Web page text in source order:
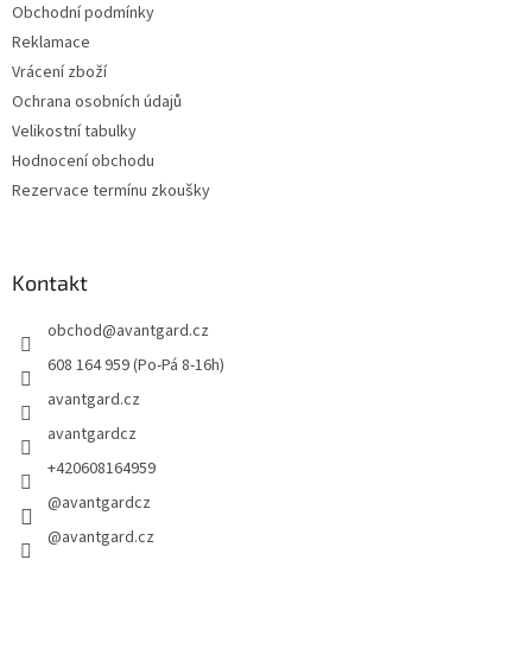
Obchodní podmínky
Reklamace
Vrácení zboží
Ochrana osobních údajů
Velikostní tabulky
Hodnocení obchodu
Rezervace termínu zkoušky
Kontakt
obchod@avantgard.cz
608 164 959 (Po-Pá 8-16h)
avantgard.cz
avantgardcz
+420608164959
@avantgardcz
@avantgard.cz